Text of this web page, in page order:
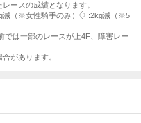
ースの成績となります。
減（※女性騎手のみ）
:2kg減（※5
は一部のレースが上4F、障害レー
があります。